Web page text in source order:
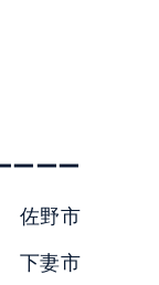
ーーー
野市
妻市